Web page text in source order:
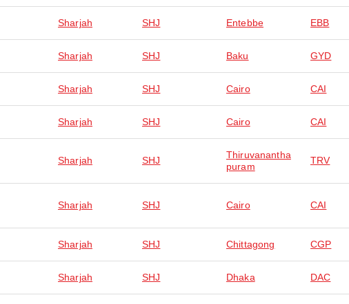
Sharjah SHJ Entebbe EBB
Sharjah SHJ Baku GYD
Sharjah SHJ Cairo CAI
Sharjah SHJ Cairo CAI
Sharjah SHJ
Thiruvanantha
puram
TRV
Sharjah SHJ Cairo CAI
Sharjah SHJ Chittagong CGP
Sharjah SHJ Dhaka DAC